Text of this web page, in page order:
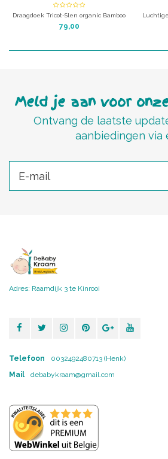
Draagdoek Tricot-Slen organic Bamboo
Smokey Grey
bamboe. merk: babylonia.
79,00
Meld je aan voor
Ontvang de laatste
aanbiedingen via
Adres: Raamdijk 3 te Kinrooi
Telefoon
0032492480713 (Henk)
Mail
debabykraam@gmail.com